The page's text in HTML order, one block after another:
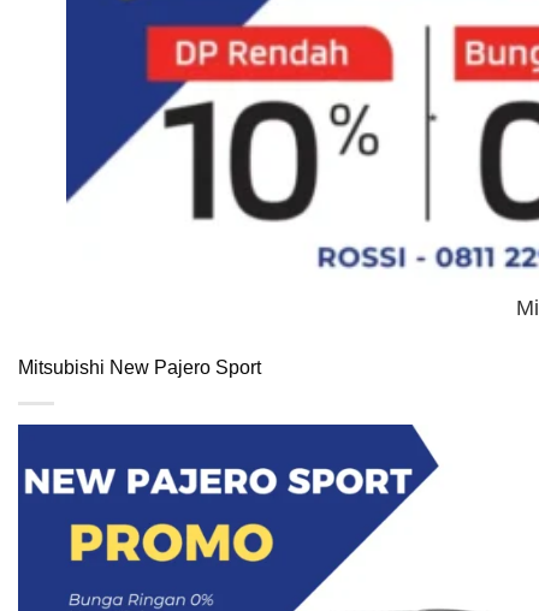
Mitsubishi New Pajero Sport